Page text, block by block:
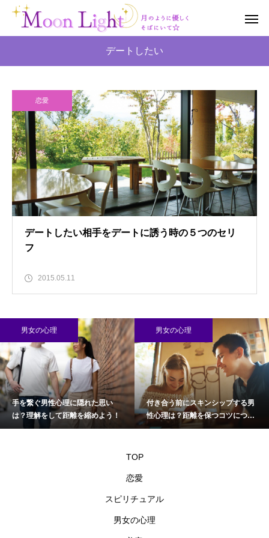
デートしたい
恋愛
デートしたい相手をデートに誘う時の５つのセリ
フ
2015.05.11
男女の心理
手を繋ぐ男性心理に隠れた思い
は？理解をして距離を縮めよう！
男女の心理
付き合う前にスキンシップする男
性心理は？距離を保つコツについ
て
TOP
恋愛
スピリチュアル
男女の心理